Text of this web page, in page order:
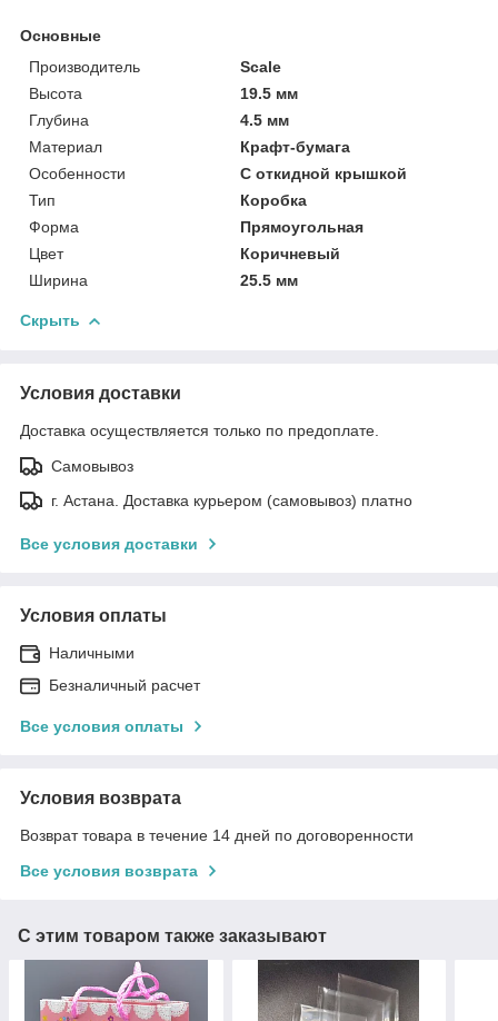
Основные
Производитель
Scale
Высота
19.5 мм
Глубина
4.5 мм
Материал
Крафт-бумага
Особенности
С откидной крышкой
Тип
Коробка
Форма
Прямоугольная
Цвет
Коричневый
Ширина
25.5 мм
Скрыть
Условия доставки
Доставка осуществляется только по предоплате.
Самовывоз
г. Астана. Доставка курьером (самовывоз) платно
Все условия доставки
Условия оплаты
Наличными
Безналичный расчет
Все условия оплаты
Условия возврата
Возврат товара в течение 14 дней по договоренности
Все условия возврата
С этим товаром также заказывают